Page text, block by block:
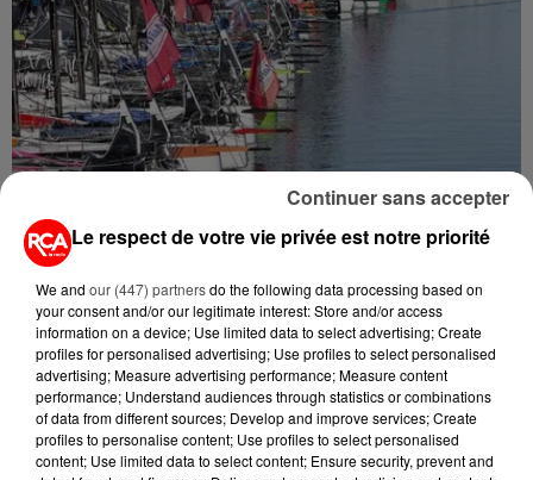
22 juin 2020
LES SABLES-D’OLONNE : LA 17ÈME ÉDITION DE
LA SOLO MAITRE COQ, C’EST...
La course était initialement prévue au mois de mars
Le respect de votre vie privée est notre priorité
We and our (447) partnersdo the following data processing based on
your consent and/or our legitimate interest: Store and/or access
information on a device; Use limited data to select advertising; Create
profiles for personalised advertising; Use profiles to select personalised
advertising; Measure advertising performance; Measure content
performance; Understand audiences through statistics or combinations
of data from different sources; Develop and improve services; Create
profiles to personalise content; Use profiles to select personalised
content; Use limited data to select content; Ensure security, prevent and
Continuer sans accepter